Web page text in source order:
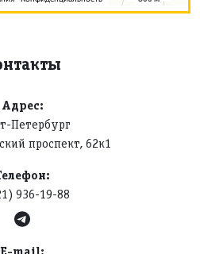
Адрес:
Петербург
проспект, 62к1
936-19-88